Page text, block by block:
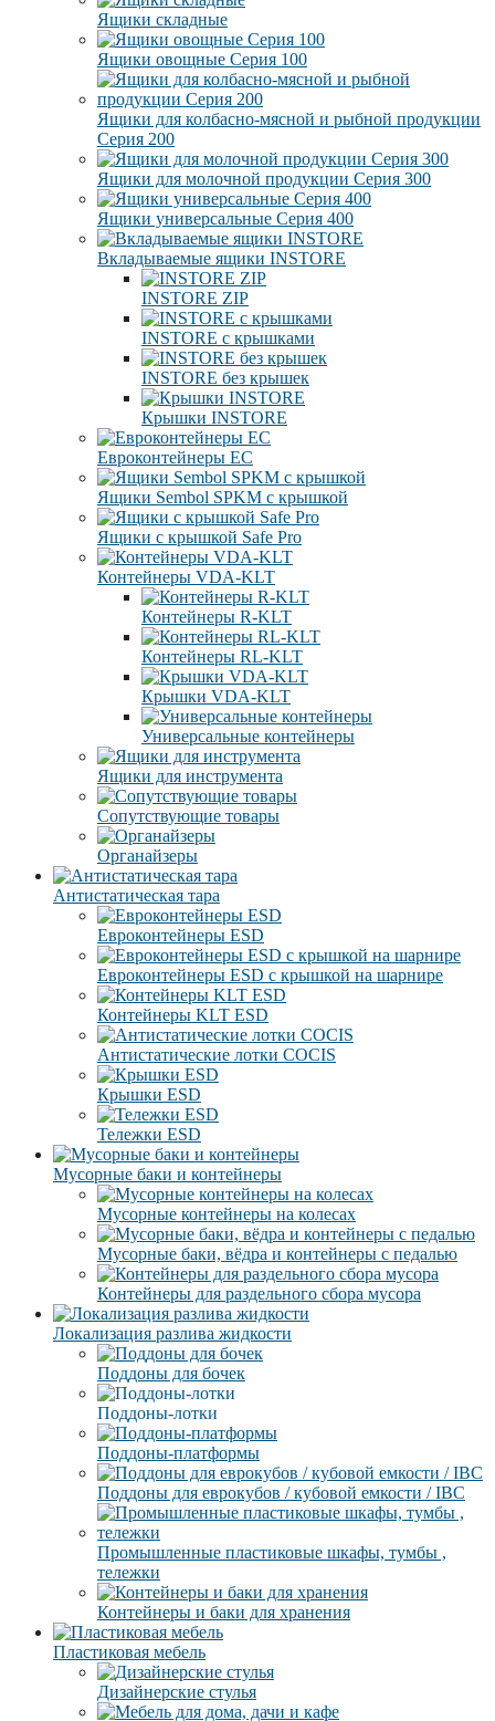
Ящики складные
Ящики овощные Серия 100
Ящики для колбасно-мясной и рыбной продукции
Серия 200
Ящики для молочной продукции Серия 300
Ящики универсальные Серия 400
Вкладываемые ящики INSTORE
INSTORE ZIP
INSTORE с крышками
INSTORE без крышек
Крышки INSTORE
Евроконтейнеры ЕC
Ящики Sembol SPKM с крышкой
Ящики с крышкой Safe Pro
Контейнеры VDA-KLT
Контейнеры R-KLT
Контейнеры RL-KLT
Крышки VDA-KLT
Универсальные контейнеры
Ящики для инструмента
Сопутствующие товары
Органайзеры
Антистатическая тара
Eвроконтейнеры ЕSD
Евроконтейнеры ESD с крышкой на шарнире
Контейнеры KLT ESD
Антистатические лотки COCIS
Крышки ESD
Тележки ESD
Мусорные баки и контейнеры
Мусорные контейнеры на колесах
Мусорные баки, вёдра и контейнеры с педалью
Контейнеры для раздельного сбора мусора
Локализация разлива жидкости
Поддоны для бочек
Поддоны-лотки
Поддоны-платформы
Поддоны для еврокубов / кубовой емкости / IBC
Промышленные пластиковые шкафы, тумбы ,
тележки
Контейнеры и баки для хранения
Пластиковая мебель
Дизайнерские стулья